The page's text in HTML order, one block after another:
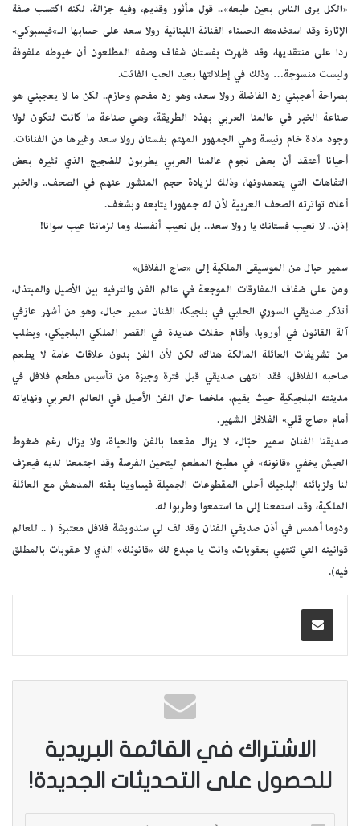
«الكل يرى الناس بعين طبعه».. قول مأثور وقديم، وفيه جزالة، لكنه اكتسب صفة
الإثارة وقد استخدمته الحسناء الفنانة اللبنانية رولا سعد على حسابها الـ»فيسبوكي»
ردا على منتقديها، وقد ظهرت بفستان شفاف وصفه المطلعون أن خيوطه ملفوفة
وليست منسوجة… وذلك في إطلالتها بعيد الحب الفائت.
بصراحة أعجبني رد الفاضلة رولا سعد، وهو رد مفحم وحازم.. لكن ما لا يعجبني هو
صناعة الخبر في عالمنا العربي بهذه الطريقة، وهي صناعة ما كانت لتكون لولا
وجود مادة خام رئيسة وهي الجمهور المهتم بفستان رولا سعد وغيرها من الفنانات.
أحيانا أعتقد أن بعض نجوم عالمنا العربي يطربون للضجيج الذي تثيره بعض
التفاهات التي يتعمدونها، وذلك لزيادة حجم المنشور عنهم في الصحف.. والخبر
أعلاه تواترته الصحف العربية لأن له جمهورا يتابعه وبشغف.
إذن.. لا نعيب فستانك يا رولا سعد.. بل نعيب أنفسنا، وما لزماننا عيب سوانا!
سمير حبال من الموسيقى الملكية إلى «صاج الفلافل»
ومن على ضفاف المفارقات الموجعة في عالم الفن والترفيه بين الأصيل والمبتذل،
أتذكر صديقي السوري الحلبي في بلجيكا، الفنان سمير حبال، وهو من أشهر عازفي
آلة القانون في أوروبا، وأقام حفلات عديدة في القصر الملكي البلجيكي، وبطلب
من تشريفات العائلة المالكة هناك، لكن لأن الفن بدون علاقات عامة لا يطعم
صاحبه الفلافل، فقد انتهى صديقي قبل فترة وجيزة من تأسيس مطعم فلافل في
مدينته البلجيكية حيث يقيم، ملخصا حال الفن الأصيل في العالم العربي ونهاياته
أمام «صاج قلي» الفلافل الشهير.
صديقنا الفنان سمير حبّال، لا يزال مفعما بالفن والحياة، ولا يزال رغم ضغوط
العيش يخفي «قانونه» في مطبخ المطعم ليتحين الفرصة وقد اجتمعنا لديه فيعزف
لنا ولزبائنه البلجيك أحلى المقطوعات الجميلة فيساوينا بفنه المدهش مع العائلة
الملكية، وقد استمعنا إلى ما استمعوا وطربوا له.
ودوما أهمس في أذن صديقي الفنان وقد لف لي سندويشة فلافل معتبرة ( .. للعالم
قوانينه التي تنتهي بعقوبات، وانت يا مبدع لك «قانونك» الذي لا عقوبات بالمطلق
فيه).
الاشتراك في القائمة البريدية
للحصول على التحديثات الجديدة!